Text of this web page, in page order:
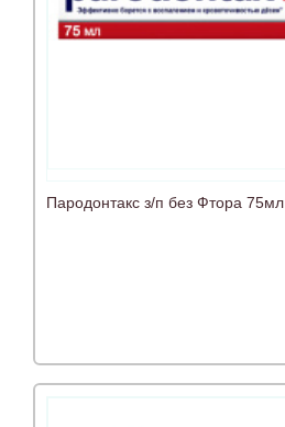
Пародонтакс з/п без Фтора 75мл